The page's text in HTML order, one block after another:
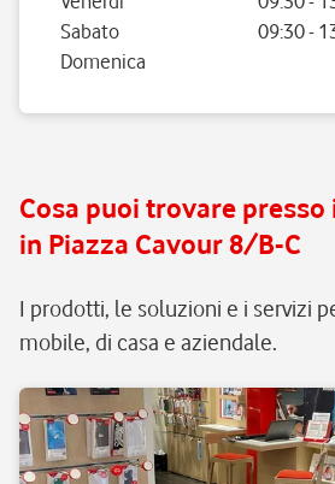
Sabato
09:30-
Domenica
Cosa puoi trovare
in Piazza Cavour 8/B-C
I prodotti, le soluzioni e i servizi
mobile, di casa e aziendale.